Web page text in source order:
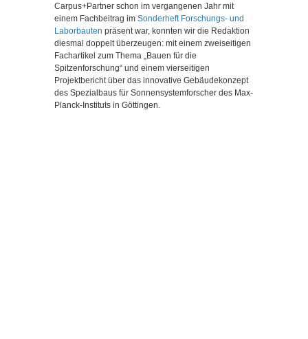
Carpus+Partner schon im vergangenen Jahr mit
einem Fachbeitrag im Sonderheft Forschungs- und
Laborbauten präsent war, konnten wir die Redaktion
diesmal doppelt überzeugen: mit einem zweiseitigen
Fachartikel zum Thema „Bauen für die
Spitzenforschung“ und einem vierseitigen
Projektbericht über das innovative Gebäudekonzept
des Spezialbaus für Sonnensystemforscher des Max-
Planck-Instituts in Göttingen.